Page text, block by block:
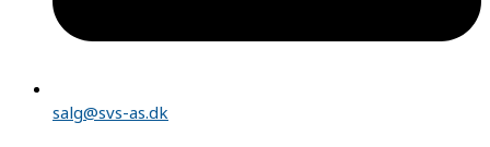
salg@svs-as.dk